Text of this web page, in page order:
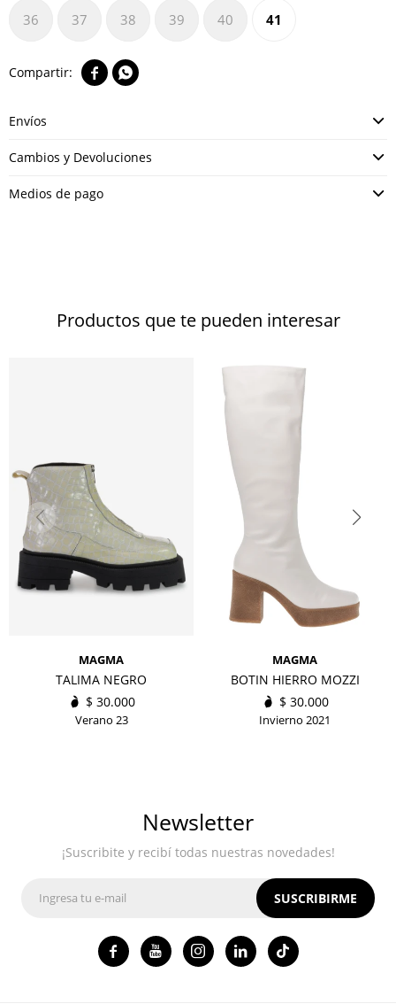
36 37 38 39 40 41
 
Envíos
Cambios y Devoluciones
Medios de pago
Productos que te pueden interesar
MAGMA
TALIMA NEGRO
$ 30.000
Verano 23
MAGMA
BOTIN HIERRO MOZZI
$ 30.000
Invierno 2021
Newsletter
¡Suscribite y recibí todas nuestras novedades!
SUSCRIBIRME
   